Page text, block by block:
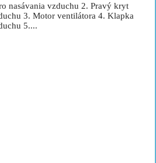
nasávania vzduchu 2. Pravý kryt
3. Motor ventilátora 4. Klapka
5....